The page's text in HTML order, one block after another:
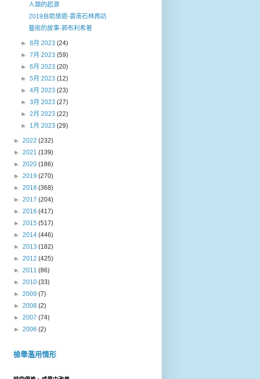
人類的起源
2019自助旅遊-雲南石林再訪
藝術的故事-郭布利希著
►8月 2023(24)
►7月 2023(59)
►6月 2023(20)
►5月 2023(12)
►4月 2023(23)
►3月 2023(27)
►2月 2023(22)
► 1月 2023(29)
► 2022 (232)
► 2021 (139)
► 2020 (186)
► 2019 (270)
► 2018 (368)
► 2017 (204)
► 2016 (417)
► 2015 (517)
► 2014 (446)
► 2013 (182)
► 2012 (425)
► 2011 (86)
► 2010 (33)
► 2009 (7)
► 2008 (2)
► 2007 (74)
► 2006 (2)
檢舉濫用情形